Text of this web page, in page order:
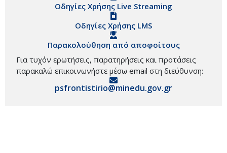
Οδηγίες Χρήσης Live Streaming
Οδηγίες Χρήσης LMS
Παρακολούθηση από αποφοίτους
Για τυχόν ερωτήσεις, παρατηρήσεις και προτάσεις
παρακαλώ επικοινωνήστε μέσω email στη διεύθυνση:
psfrontistirio@minedu.gov.gr